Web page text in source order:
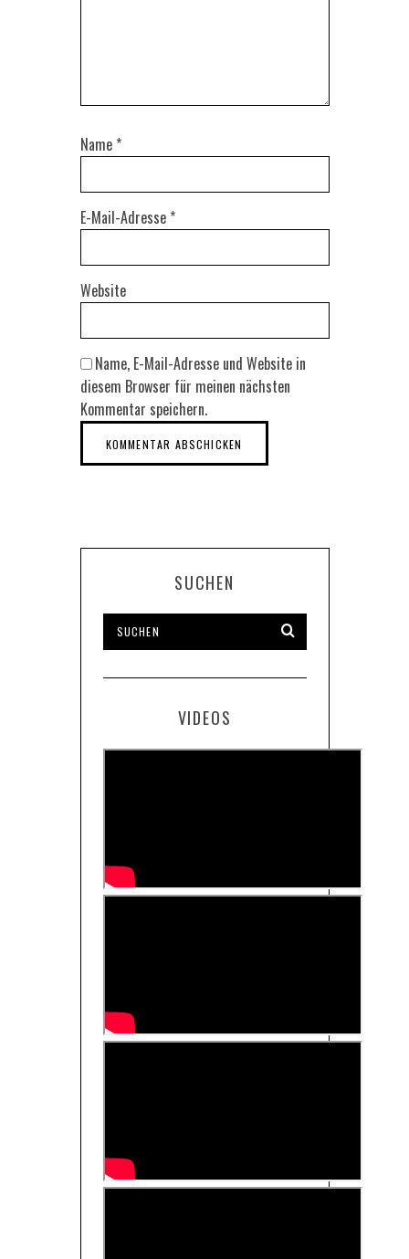
Name *
E-Mail-Adresse *
Website
Name, E-Mail-Adresse und Website in
diesem Browser für meinen nächsten
Kommentar speichern.
SUCHEN
VIDEOS